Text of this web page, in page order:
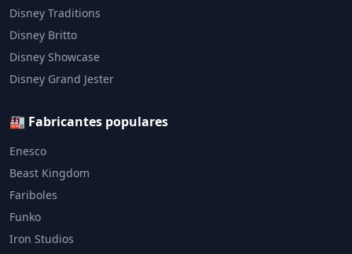
Disney Traditions
Disney Britto
Disney Showcase
Disney Grand Jester
🏭 Fabricantes populares
Enesco
Beast Kingdom
Fariboles
Funko
Iron Studios